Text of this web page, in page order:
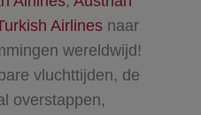
Airlinesnaar
wereldwijd!
vluchttijden, de
overstappen,